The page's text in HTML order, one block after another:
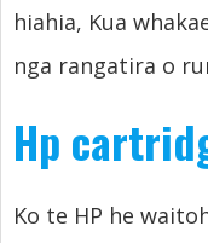
hiahia, Kua
nga rangatira o
Hp
Ko te HP he